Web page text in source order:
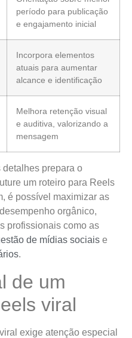
período para publicação
e engajamento inicial
Incorpora elementos
atuais para aumentar
alcance e identificação
Melhora retenção visual
e auditiva, valorizando a
mensagem
detalhes prepara o
um roteiro para Reels
é possível maximizar as
orgânico,
profissionais como as
de mídias sociais e
.
de um
viral
exige atenção especial